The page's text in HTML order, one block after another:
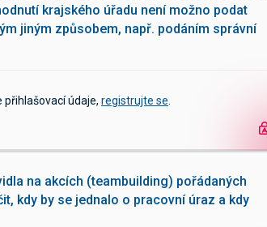
krajského úřadu není možno podat
jiným způsobem, např. podáním správní
přihlašovací údaje, registrujte se
na akcích (teambuilding) pořádaných
kdy by se jednalo o pracovní úraz a kdy